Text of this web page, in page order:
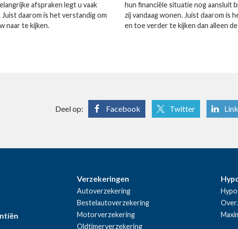
afspraken legt u vaak
daarom is het verstandig om
naar te kijken.
hun financiële situatie nog aansluit
zij vandaag wonen. Juist daarom is
en toe verder te kijken dan alleen
Deel op: Facebook Twitter
Verzekeringen
Autoverzekering
Bestelautoverzekering
Motorverzekering
Oldtimerverzekering